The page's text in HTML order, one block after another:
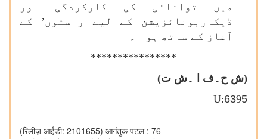
میں توانائی کی کارکردگی اور
ڈیکاربونائزیشن کے لیے راستوں’ کے
آغاز کے ساتھ ہوا ۔
****************
(ش ح۔ف ا ۔ش ت)
U:6395
(रिलीज़ आईडी: 2101655) आगंतुक पटल : 76